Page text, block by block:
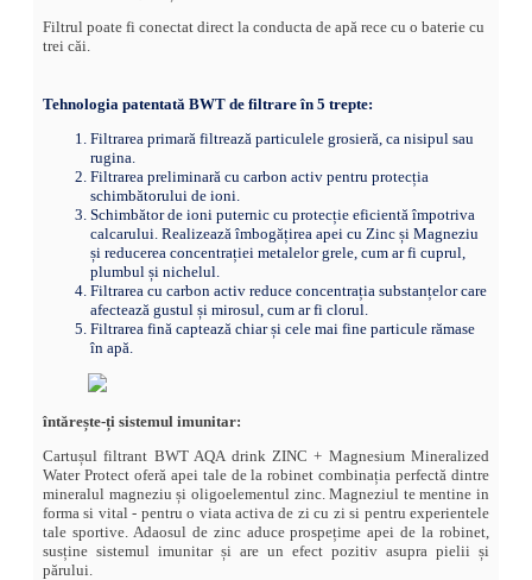
Filtrul poate fi conectat direct la conducta de apă rece cu o baterie cu
trei căi.
Tehnologia patentată BWT de filtrare în 5 trepte:
Filtrarea primară filtrează particulele grosieră, ca nisipul sau
rugina.
Filtrarea preliminară cu carbon activ pentru protecția
schimbătorului de ioni.
Schimbător de ioni puternic cu protecție eficientă împotriva
calcarului. Realizează îmbogățirea apei cu Zinc și Magneziu
și reducerea concentrației metalelor grele, cum ar fi cuprul,
plumbul și nichelul.
Filtrarea cu carbon activ reduce concentrația substanțelor care
afectează gustul și mirosul, cum ar fi clorul.
Filtrarea fină captează chiar și cele mai fine particule rămase
în apă.
întărește-ți sistemul imunitar:
Cartușul filtrant BWT AQA drink ZINC + Magnesium Mineralized
Water Protect oferă apei tale de la robinet combinația perfectă dintre
mineralul magneziu și oligoelementul zinc. Magneziul te mentine in
forma si vital - pentru o viata activa de zi cu zi si pentru experientele
tale sportive. Adaosul de zinc aduce prospețime apei de la robinet,
susține sistemul imunitar și are un efect pozitiv asupra pielii și
părului.